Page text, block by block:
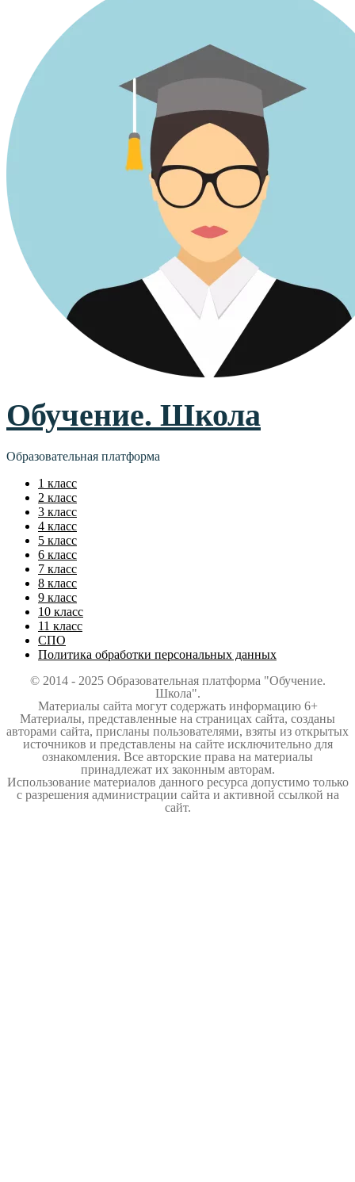
Обучение. Школа
Образовательная платформа
1 класс
2 класс
3 класс
4 класс
5 класс
6 класс
7 класс
8 класс
9 класс
10 класс
11 класс
СПО
Политика обработки персональных данных
© 2014 - 2025 Образовательная платформа "Обучение.
Школа".
Материалы сайта могут содержать информацию 6+
Материалы, представленные на страницах сайта, созданы
авторами сайта, присланы пользователями, взяты из открытых
источников и представлены на сайте исключительно для
ознакомления. Все авторские права на материалы
принадлежат их законным авторам.
Использование материалов данного ресурса допустимо только
с разрешения администрации сайта и активной ссылкой на
сайт.